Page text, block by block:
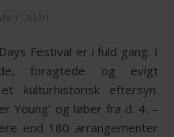
2020
foragtede og evigt
kulturhistorisk eftersyn.
Young’ og løber fra d. 4. –
end 180 arrangementer